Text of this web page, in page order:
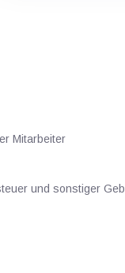
Mitarbeiter
und sonstiger